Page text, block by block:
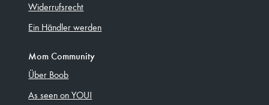
Widerrufsrecht
Ein Händler werden
Mom Community
Über Boob
As seen on YOU!